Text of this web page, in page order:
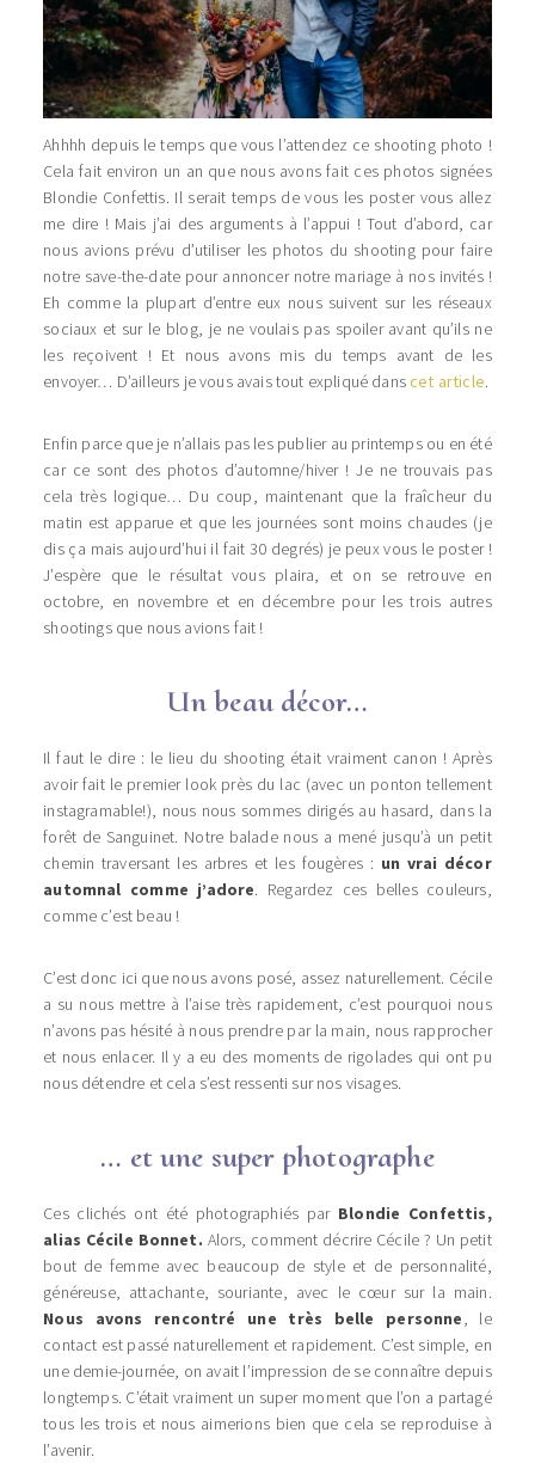
Ahhhh depuis le temps que vous l’attendez ce shooting photo !
Cela fait environ un an que nous avons fait ces photos signées
Blondie Confettis. Il serait temps de vous les poster vous allez
me dire ! Mais j’ai des arguments à l’appui ! Tout d’abord, car
nous avions prévu d’utiliser les photos du shooting pour faire
notre save-the-date pour annoncer notre mariage à nos invités !
Eh comme la plupart d’entre eux nous suivent sur les réseaux
sociaux et sur le blog, je ne voulais pas spoiler avant qu’ils ne
les reçoivent ! Et nous avons mis du temps avant de les
envoyer… D’ailleurs je vous avais tout expliqué danscet article.
Enfin parce que je n’allais pas les publier au printemps ou en été
car ce sont des photos d’automne/hiver ! Je ne trouvais pas
cela très logique… Du coup, maintenant que la fraîcheur du
matin est apparue et que les journées sont moins chaudes (je
dis ça mais aujourd’hui il fait 30 degrés) je peux vous le poster !
J’espère que le résultat vous plaira, et on se retrouve en
octobre, en novembre et en décembre pour les trois autres
shootings que nous avions fait !
Un beau décor…
Il faut le dire : le lieu du shooting était vraiment canon ! Après
avoir fait le premier look près du lac (avec un ponton tellement
instagramable!), nous nous sommes dirigés au hasard, dans la
forêt de Sanguinet. Notre balade nous a mené jusqu’à un petit
chemin traversant les arbres et les fougères : un vrai décor
automnal comme j’adore. Regardez ces belles couleurs,
comme c’est beau !
C’est donc ici que nous avons posé, assez naturellement. Cécile
a su nous mettre à l’aise très rapidement, c’est pourquoi nous
n’avons pas hésité à nous prendre par la main, nous rapprocher
et nous enlacer. Il y a eu des moments de rigolades qui ont pu
nous détendre et cela s’est ressenti sur nos visages.
… et une super photographe
Ces clichés ont été photographiés par Blondie Confettis,
alias Cécile Bonnet. Alors, comment décrire Cécile ? Un petit
bout de femme avec beaucoup de style et de personnalité,
généreuse, attachante, souriante, avec le cœur sur la main.
Nous avons rencontré une très belle personne, le
contact est passé naturellement et rapidement. C’est simple, en
une demie-journée, on avait l’impression de se connaître depuis
longtemps. C’était vraiment un super moment que l’on a partagé
tous les trois et nous aimerions bien que cela se reproduise à
l’avenir.